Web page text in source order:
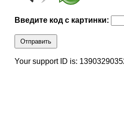
Введите код с картинки:
Отправить
Your support ID is: